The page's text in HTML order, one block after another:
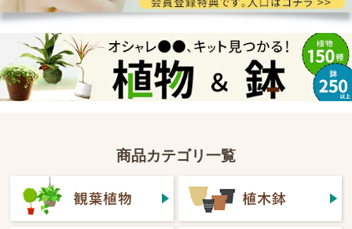
商品カテゴリ一覧